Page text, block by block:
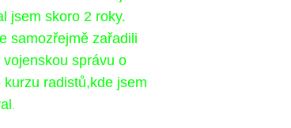
jsem skoro 2 roky.
samozřejmě zařadili
správu o
radistů,kde jsem
.